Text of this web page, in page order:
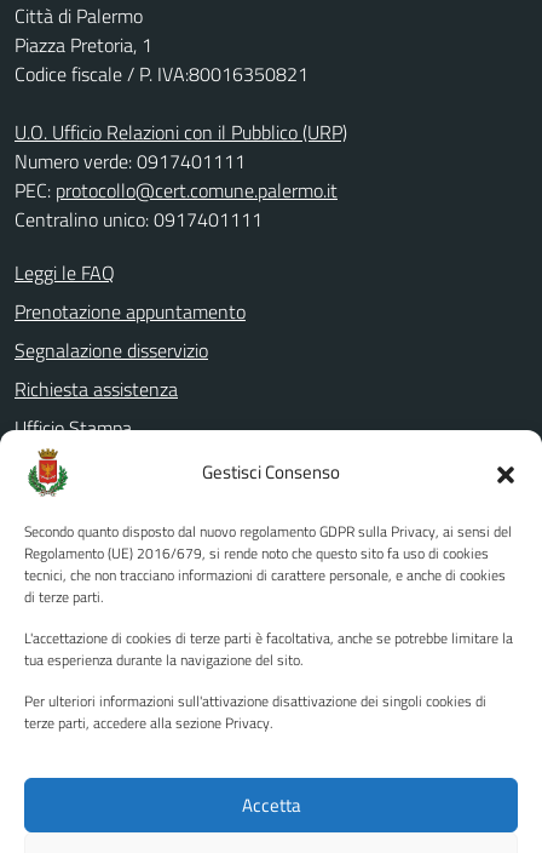
Gestisci Consenso
Secondo quanto disposto dal nuovo regolamento GDPR sulla Privacy, ai sensi del
Regolamento (UE) 2016/679, si rende noto che questo sito fa uso di cookies
tecnici, che non tracciano informazioni di carattere personale, e anche di cookies
di terze parti.
L'accettazione di cookies di terze parti è facoltativa, anche se potrebbe limitare la
tua esperienza durante la navigazione del sito.
Per ulteriori informazioni sull'attivazione disattivazione dei singoli cookies di
terze parti, accedere alla sezione Privacy.
Accetta
Città di Palermo
Piazza Pretoria, 1
Codice fiscale / P. IVA:80016350821
U.O. Ufficio Relazioni con il Pubblico (URP)
Numero verde: 0917401111
PEC: protocollo@cert.comune.palermo.it
Centralino unico: 0917401111
Leggi le FAQ
Prenotazione appuntamento
Segnalazione disservizio
Richiesta assistenza
Ufficio Stampa
Amministrazione Trasparente
Albo pretorio
Informativa privacy
Note legali
Piano di miglioramento del sito
Instagram